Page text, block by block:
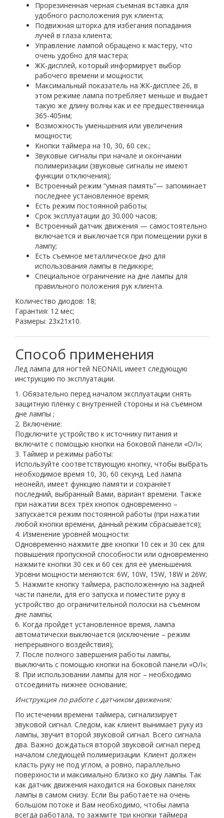
Прорезиненная черная съемная вставка для
удобного расположения рук клиента;
Подвижная шторка для избегания попадания
лучей в глаза клиента;
Управление лампой обращено к мастеру, что
очень удобно для мастера;
ЖК-дисплей, который информирует выбор
рабочего времени и мощности;
Максимальный показатель на ЖК-дисплее 26, в
этом режиме лампа потребляет меньше и выдает
такую же длину волны как и ее предшественница
365-405нм;
Возможность уменьшения или увеличения
мощности;
Кнопки таймера на 10, 30, 60 сек.;
Звуковые сигналы при начале и окончании
полимеризации (звуковые сигналы не имеют
функции отключения);
Встроенный режим “умная память”— запоминает
последнее установленное время;
Есть режим постоянной работы;
Срок эксплуатации до 30.000 часов;
Встроенный датчик движения — самостоятельно
включается и выключается при помещении руки в
лампу;
Есть съемное металлическое дно для
использования лампы в педикюре;
Специальное ограничение на дне лампы для
правильного положения рук клиента.
Количество диодов: 18;
Гарантия: 12 мес;
Размеры: 23х21х10.
Лед лампа для ногтей NEONAIL имеет следующую
инструкцию по эксплуатации.
1. Обязательно перед началом эксплуатации снять
защитную плёнку с внутренней стороны и на съемном
дне лампы ;
2. Включение:
Подключите устройство к источнику питания и
включите с помощью кнопки на боковой панели «O/I»;
3. Таймер и режимы работы:
Используйте соответствующую кнопку, чтобы выбрать
необходимое время 10, 30, 60 секунд. Led лампа
неонейл, имеет функцию памяти и сохраняет
последний, выбранный Вами, вариант времени. Также
при нажатии всех трёх кнопок одновременно –
запускается режим постоянной работы (при нажатии
любой кнопки времени, данный режим сбрасывается);
4. Изменение уровней мощности:
Одновременно нажмите две кнопки 10 сек и 30 сек для
повышения пропускной способности или одновременно
нажмите кнопки 30 сек и 60 сек для её уменьшения.
Уровни мощности меняются: 6W, 10W, 15W, 18W и 26W;
5. Нажмите кнопку таймера, расположенную на задней
части панели, для его запуска и поместите руку в
устройство до ограничительной полоски на съемном
дне лампы;
6. Когда пройдет установленное время, лампа
автоматически выключается (исключение – режим
непрерывного воздействия);
7. После полного завершения работы лампы,
выключить с помощью кнопки на боковой панели «O/I»;
8. При использовании лампы для ног – необходимо
отсоединить нижнее основание;
Инструкция по работе с датчиком движения:
По истечении времени таймера, сигнализирует
звуковой сигнал. Следом, как клиент вынимает руку из
лампы, звучит второй звуковой сигнал. Всего сигнала
два. Важно дождаться второй звуковой сигнал перед
началом следующей полимеризации. Клиент должен
класть руку не под углом, а ровно, параллельно
поверхности и максимально близко ко дну лампы. Так
как датчик движения находится на боковых панелях
лампы в самом снизу. Если Вы работаете на очень
большом потоке и Вам необходимо, чтобы лампа
всегда работала, то зажмите три кнопки таймера